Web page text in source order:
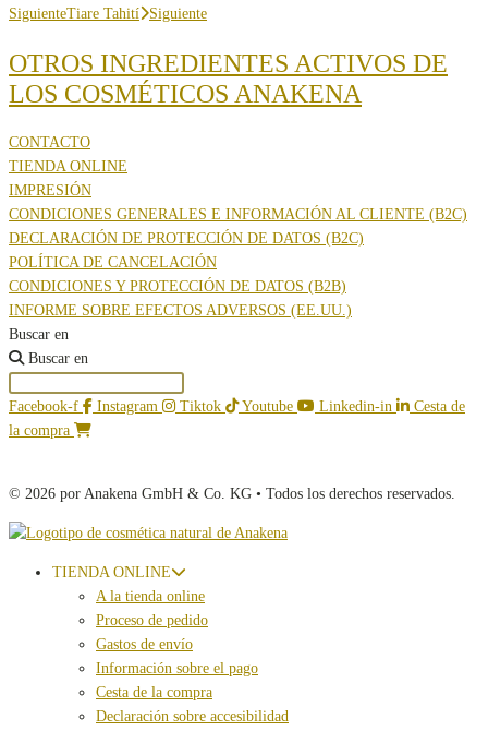
SiguienteTiare Tahití Siguiente
OTROS INGREDIENTES ACTIVOS DE
LOS COSMÉTICOS ANAKENA
CONTACTO
TIENDA ONLINE
IMPRESIÓN
CONDICIONES GENERALES E INFORMACIÓN AL CLIENTE (B2C)
DECLARACIÓN DE PROTECCIÓN DE DATOS (B2C)
POLÍTICA DE CANCELACIÓN
CONDICIONES Y PROTECCIÓN DE DATOS (B2B)
INFORME SOBRE EFECTOS ADVERSOS (EE.UU.)
Buscar en
Buscar en
Facebook-f Instagram Tiktok Youtube Linkedin-in
Cesta de
la compra
© 2026 por Anakena GmbH & Co. KG • Todos los derechos reservados.
TIENDA ONLINE
A la tienda online
Proceso de pedido
Gastos de envío
Información sobre el pago
Cesta de la compra
Declaración sobre accesibilidad